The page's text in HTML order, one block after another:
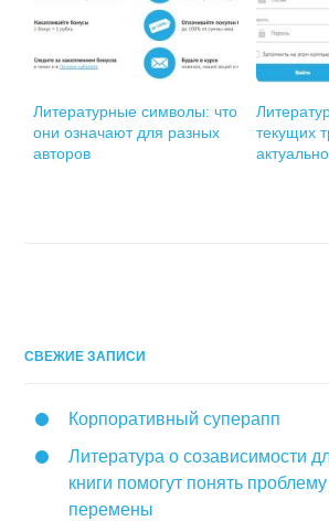
Литературные символы: что
они означают для разных
авторов
текущих
актуально
СВЕЖИЕ ЗАПИСИ
Корпоративный суперапп
Литература о созависимости
книги помогут понять
перемены